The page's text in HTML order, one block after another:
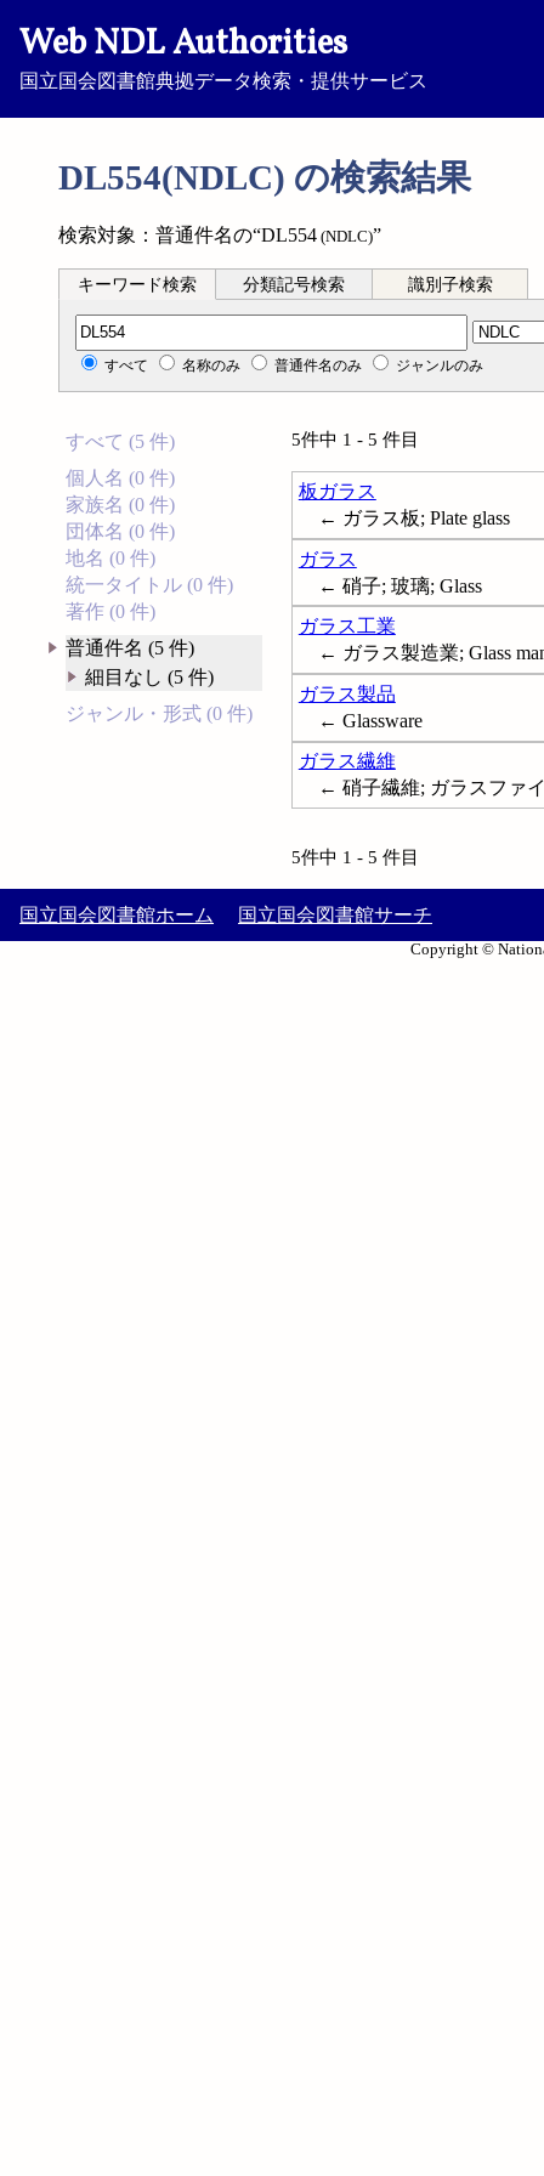
Web NDL Authorities
国立国会図書館典拠データ検索・提供サービス
DL554(NDLC) の検索結果
検索対象：普通件名の“DL554 (NDLC)”
キーワード検索 分類記号検索 識別子検索
分類記号検索
すべて 名称のみ 普通件名のみ ジャンルのみ
すべて (5 件)
個人名 (0 件)
家族名 (0 件)
団体名 (0 件)
地名 (0 件)
統一タイトル (0 件)
著作 (0 件)
普通件名 (5 件)
細目なし (5 件)
ジャンル・形式 (0 件)
5件中 1 - 5 件目
板ガラス
← ガラス板; Plate glass
ガラス
← 硝子; 玻璃; Glass
ガラス工業
← ガラス製造業; Glass
ガラス製品
← Glassware
ガラス繊維
← 硝子繊維; ガラスファ
5件中 1 - 5 件目
国立国会図書館ホーム 国立国会図書館サーチ
Copyright ©